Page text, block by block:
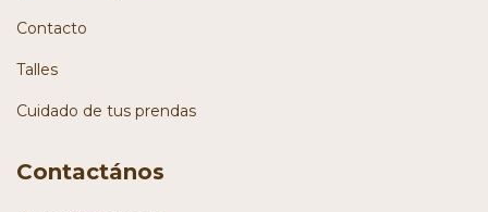
Contacto
Talles
Cuidado de tus prendas
Contactános